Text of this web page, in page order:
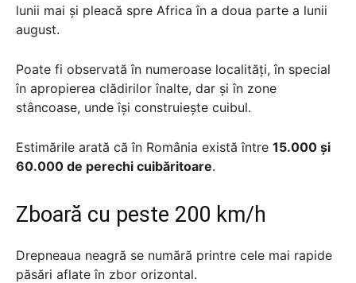
lunii mai și pleacă spre Africa în a doua parte a lunii
august.
Poate fi observată în numeroase localități, în special
în apropierea clădirilor înalte, dar și în zone
stâncoase, unde își construiește cuibul.
Estimările arată că în România există între 15.000 și
60.000 de perechi cuibăritoare.
Zboară cu peste 200 km/h
Drepneaua neagră se numără printre cele mai rapide
păsări aflate în zbor orizontal.